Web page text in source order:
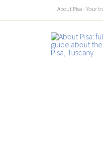
About Pisa - Your